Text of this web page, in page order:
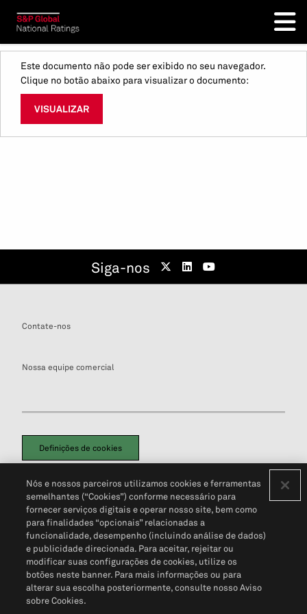
Este documento não pode ser exibido no seu navegador.
Clique no botão abaixo para visualizar o documento:
VISUALIZAR
Siga-nos
Contate-nos
Nossa equipe comercial
Definições de cookies
Política de PrivacidadePortal de privacidade do cliente (em inglês)
Não Venda Minhas Informações Pessoais© 2026 S&P Global
Nós e nossos parceiros utilizamos cookies e ferramentas
semelhantes (“Cookies”) conforme necessário para
fornecer serviços digitais e operar nosso site, bem como
para finalidades “opcionais” relacionadas a
funcionalidade, desempenho (incluindo análise de dados)
e publicidade direcionada. Para aceitar, rejeitar ou
modificar suas configurações de cookies, utilize os
botões neste banner. Para mais informações ou para
alterar sua escolha posteriormente, consulte nosso Aviso
sobre Cookies.